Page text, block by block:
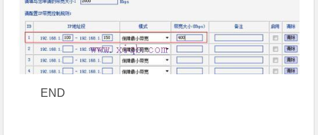
END